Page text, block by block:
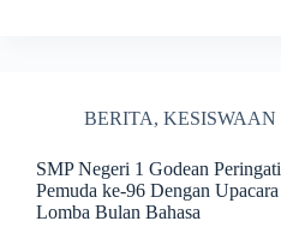
BERITA, KESISWAAN
SMP Negeri 1 Godean
Pemuda ke-96 Dengan
Lomba Bulan Bahasa